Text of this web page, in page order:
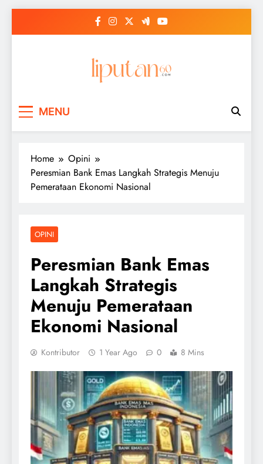
MENU
Home
Opini
Peresmian Bank Emas Langkah Strategis Menuju
Pemerataan Ekonomi Nasional
OPINI
Peresmian Bank Emas
Langkah Strategis
Menuju Pemerataan
Ekonomi Nasional
Kontributor 1 Year Ago 0 8 Mins